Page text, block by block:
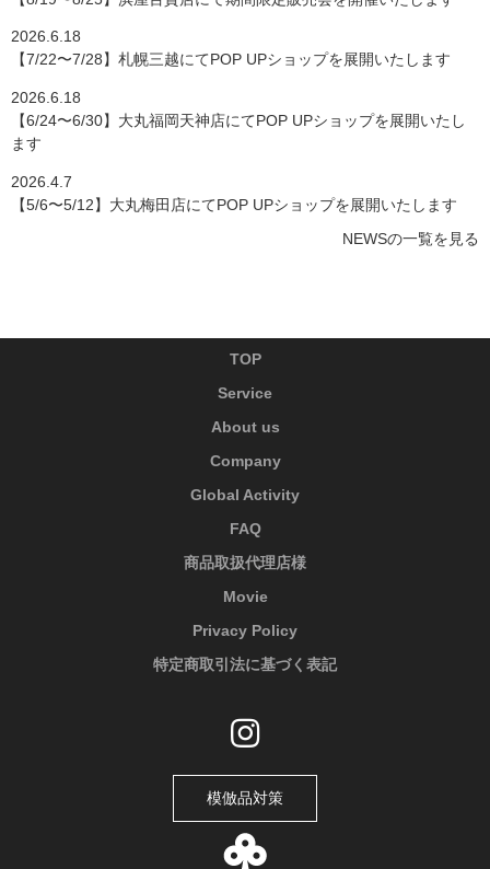
2026.6.18
【7/22〜7/28】札幌三越にてPOP UPショップを展開いたします
2026.6.18
【6/24〜6/30】大丸福岡天神店にてPOP UPショップを展開いたし
ます
2026.4.7
【5/6〜5/12】大丸梅田店にてPOP UPショップを展開いたします
NEWSの一覧を見る
TOP
Service
About us
Company
Global Activity
FAQ
商品取扱代理店様
Movie
Privacy Policy
特定商取引法に基づく表記
模倣品対策